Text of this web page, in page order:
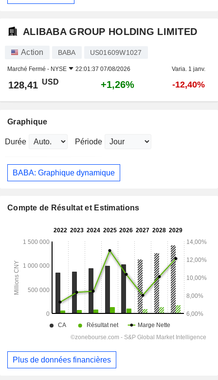
ALIBABA GROUP HOLDING LIMITED
Action BABA US01609W1027
Marché Fermé - NYSE 22:01:37 07/08/2026 Varia. 1 janv.
128,41 USD +1,26% -12,40%
Graphique
Durée Période
BABA: Graphique dynamique
Compte de Résultat et Estimations
Plus de données financières